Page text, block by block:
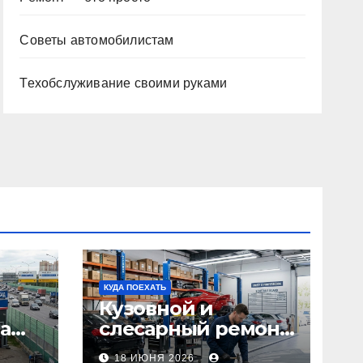
Советы автомобилистам
Техобслуживание своими руками
КУДА ПОЕХАТЬ
Кузовной и
слесарный ремонт
автомобилей:
18 ИЮНЯ 2026